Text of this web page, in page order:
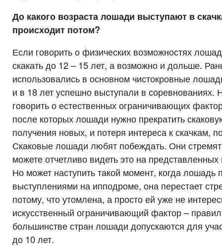
До какого возраста лошади выступают в
происходит потом?
Если говорить о физических возможностях
скакать до 12 – 15 лет, а возможно и дольше.
использовались в основном чистокровные
и в 18 лет успешно выступали в соревнованиях.
говорить о естественных ограничивающих
после которых лошади нужно прекратить
получения новых, и потеря интереса к скачкам,
Скаковые лошади любят побеждать. Они
можете отчетливо видеть это на
Но может наступить такой момент, когда лошадь
выступлениями на ипподроме, она перестает
потому, что утомлена, а просто ей уже не
искусственный ограничивающий фактор –
большинстве стран лошади допускаются для
до 10 лет.